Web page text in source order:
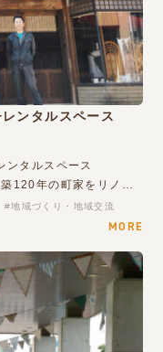
ンタルスペース
ンタルスペース
築120年の町家をリノ…
地域づくり・地域交流
MORE